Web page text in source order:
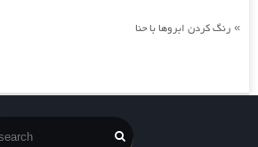
» رنگ کردن ابروها با حنا